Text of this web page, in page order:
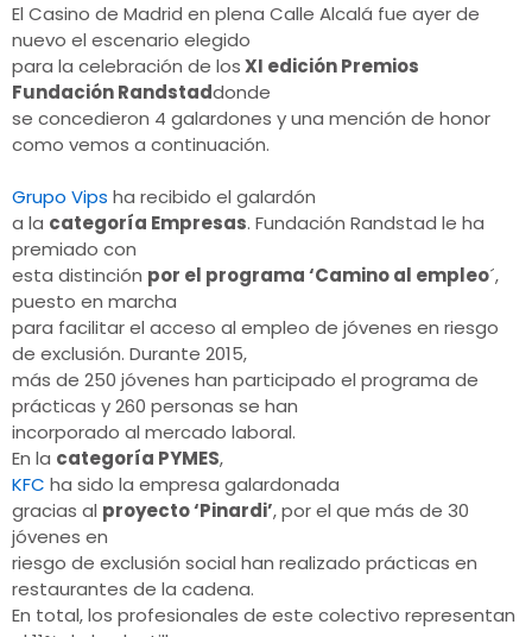
El Casino de Madrid en plena Calle Alcalá fue ayer de
nuevo el escenario elegido
para la celebración de losXI edición Premios
Fundación Randstaddonde
se concedieron 4 galardones y una mención de honor
como vemos a continuación.
Grupo Vips ha recibido el galardón
a la categoría Empresas. Fundación Randstad le ha
premiado con
esta distinción por el programa ‘Camino al empleo´,
puesto en marcha
para facilitar el acceso al empleo de jóvenes en riesgo
de exclusión. Durante 2015,
más de 250 jóvenes han participado el programa de
prácticas y 260 personas se han
incorporado al mercado laboral.
En la categoría PYMES,
KFC ha sido la empresa galardonada
gracias al proyecto ‘Pinardi’, por el que más de 30
jóvenes en
riesgo de exclusión social han realizado prácticas en
restaurantes de la cadena.
En total, los profesionales de este colectivo representan